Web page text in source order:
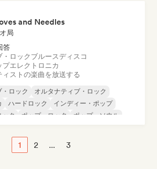
and Needles
局
答
・ロックブルースディスコ
プエレクトロニカ
ィストの楽曲を放送する
ロック
オルタナティブ・ロック
ハードロック
インディー・ポップ
ック
ポップ・ロック ポップ・ソウル
1 2 ... 3